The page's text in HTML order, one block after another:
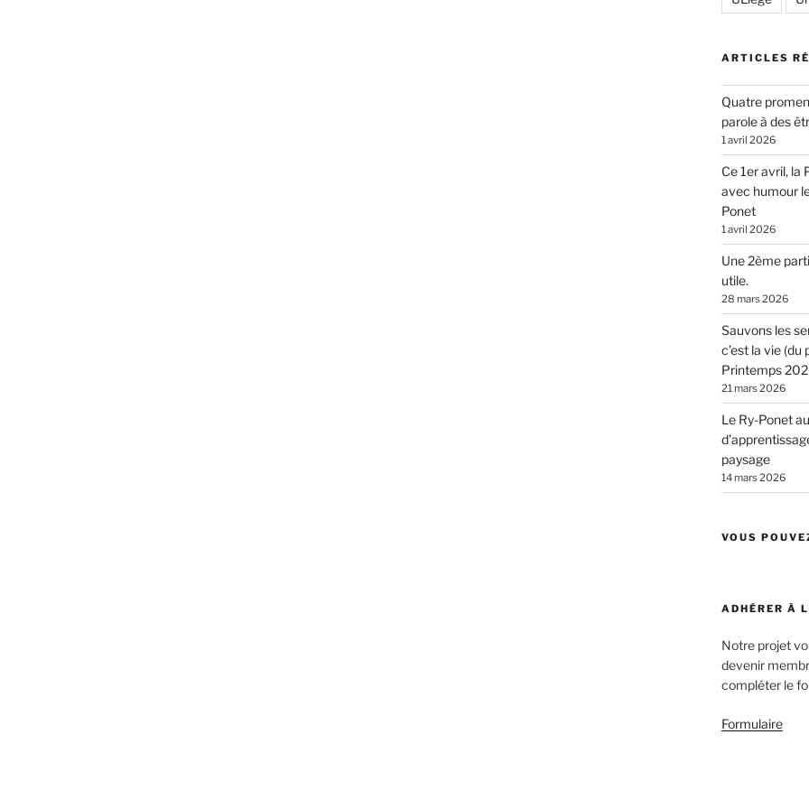
ARTICLES
Quatre
parole à des
1 avril 2026
Ce 1er avril, la
avec humour
Ponet
1 avril 2026
Une 2ème
utile.
28 mars 2026
Sauvons les
c’est la vie
Printemps
21 mars 2026
Le Ry-Ponet
paysage
14 mars 2026
VOUS
ADHÉRER À
Notre projet
devenir
compléter le
Formulaire